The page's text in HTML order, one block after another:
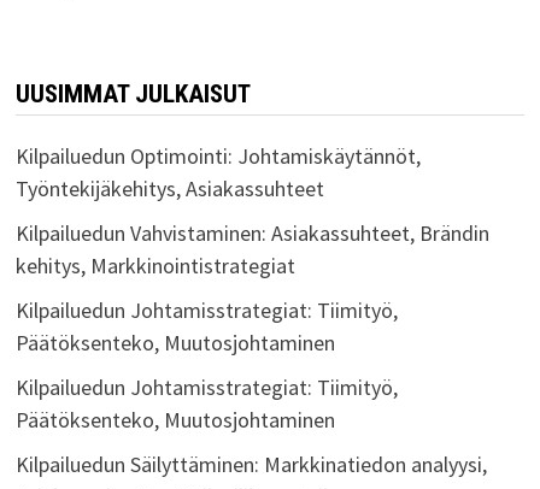
UUSIMMAT JULKAISUT
Kilpailuedun Optimointi: Johtamiskäytännöt,
Työntekijäkehitys, Asiakassuhteet
Kilpailuedun Vahvistaminen: Asiakassuhteet, Brändin
kehitys, Markkinointistrategiat
Kilpailuedun Johtamisstrategiat: Tiimityö,
Päätöksenteko, Muutosjohtaminen
Kilpailuedun Johtamisstrategiat: Tiimityö,
Päätöksenteko, Muutosjohtaminen
Kilpailuedun Säilyttäminen: Markkinatiedon analyysi,